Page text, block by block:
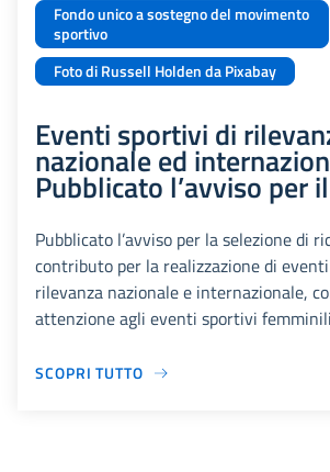
Fondo unico a sostegno del movimento
sportivo
Foto di Russell Holden da Pixabay
Eventi sportivi di
nazionale ed
Pubblicato l’avviso per
Pubblicato l’avviso per la selezione di
contributo per la realizzazione di
rilevanza nazionale e internazionale,
attenzione agli eventi sportivi femminili
SCOPRI TUTTO